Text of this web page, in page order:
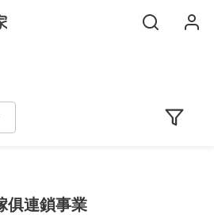
俱連鎖事業